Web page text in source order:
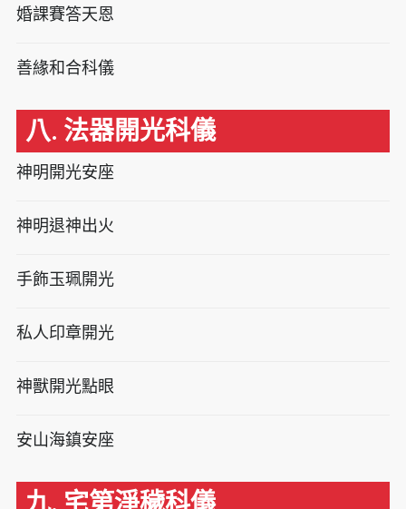
婚課賽答天恩
善緣和合科儀
八. 法器開光科儀
神明開光安座
神明退神出火
手飾玉珮開光
私人印章開光
神獸開光點眼
安山海鎮安座